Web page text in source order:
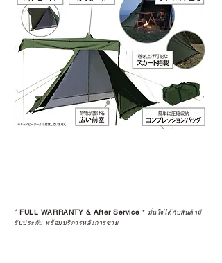
*FULL WARRANTY & After Service * มั่นใจได้กับสินค้ามี
รับประกัน พร้อมบริการหลังการขาย